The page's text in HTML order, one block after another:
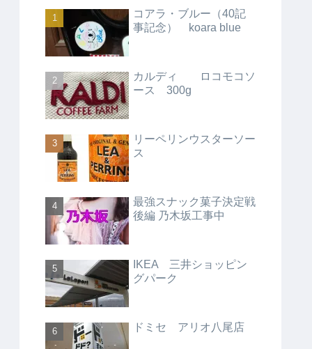
コアラ・ブルー（40記
事記念） koara blue
カルディ ロコモコソ
ース 300g
リーペリンウスターソー
ス
最強スナック菓子決定戦
後編 乃木坂工事中
IKEA 三井ショッピン
グパーク
ドミセ アリオ八尾店